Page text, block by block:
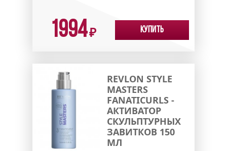
1994₽ Купить
REVLON STYLE
MASTERS
FANATICURLS -
АКТИВАТОР
СКУЛЬПТУРНЫХ
ЗАВИТКОВ 150
МЛ